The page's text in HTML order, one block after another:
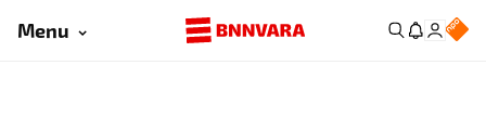
Menu